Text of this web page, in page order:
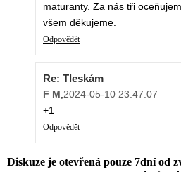
maturanty. Za nás tři
všem děkujeme.
Odpovědět
Re: Tleskám
F M,2024-05-10 23:47:07
+1
Odpovědět
Diskuze je otevřená pouze 7dní od